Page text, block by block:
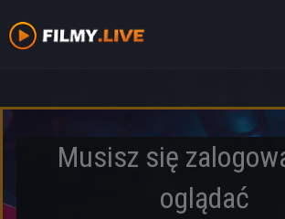
Musisz się
oglądać